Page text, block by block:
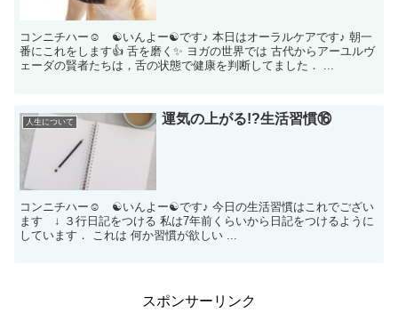
コンニチハー☺ ☯いんよー☯です♪ 本日はオーラルケアです♪ 朝一
番にこれをします👍 舌を磨く✨ ヨガの世界では 古代からアーユルヴ
ェーダの賢者たちは，舌の状態で健康を判断してました． ...
人生について 運気の上がる!?生活習慣⑯
コンニチハー☺ ☯いんよー☯です♪ 今日の生活習慣はこれでござい
ます ↓ ３行日記をつける 私は7年前くらいから日記をつけるように
しています． これは 何か習慣が欲しい ...
スポンサーリンク